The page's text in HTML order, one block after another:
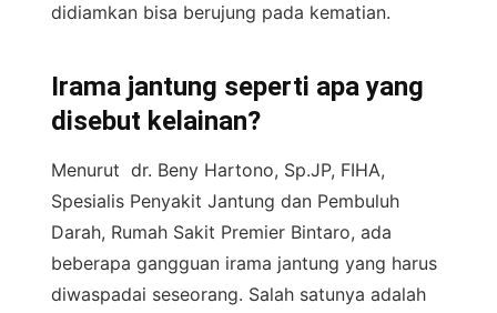
didiamkan bisa berujung pada kematian.
Irama jantung seperti apa yang
disebut kelainan?
Menurut dr. Beny Hartono, Sp.JP, FIHA,
Spesialis Penyakit Jantung dan Pembuluh
Darah, Rumah Sakit Premier Bintaro, ada
beberapa gangguan irama jantung yang harus
diwaspadai seseorang. Salah satunya adalah